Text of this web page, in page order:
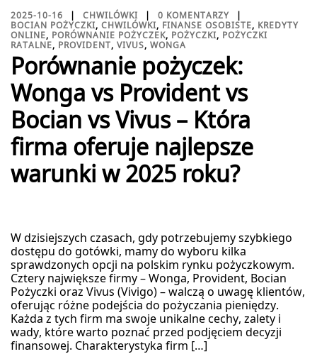
2025-10-16 CHWILÓWKI
0 KOMENTARZY
BOCIAN POŻYCZKI, CHWILÓWKI, FINANSE OSOBISTE, KREDYTY
ONLINE, PORÓWNANIE POŻYCZEK, POŻYCZKI, POŻYCZKI
RATALNE, PROVIDENT, VIVUS, WONGA
Porównanie pożyczek:
Wonga vs Provident vs
Bocian vs Vivus – Która
firma oferuje najlepsze
warunki w 2025 roku?
W dzisiejszych czasach, gdy potrzebujemy szybkiego
dostępu do gotówki, mamy do wyboru kilka
sprawdzonych opcji na polskim rynku pożyczkowym.
Cztery największe firmy – Wonga, Provident, Bocian
Pożyczki oraz Vivus (Vivigo) – walczą o uwagę klientów,
oferując różne podejścia do pożyczania pieniędzy.
Każda z tych firm ma swoje unikalne cechy, zalety i
wady, które warto poznać przed podjęciem decyzji
finansowej.​ Charakterystyka firm […]